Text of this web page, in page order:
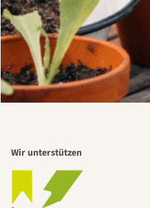
Wir unterstützen